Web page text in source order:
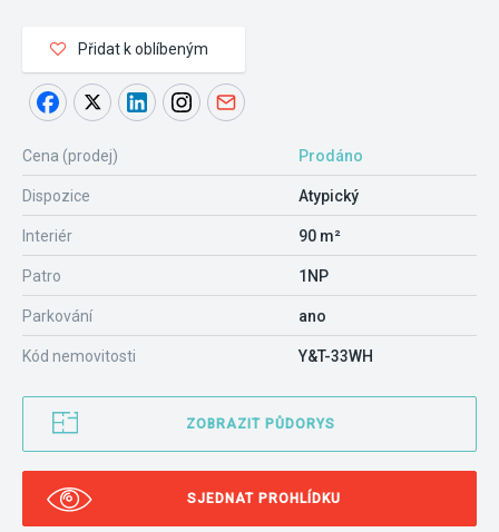
Přidat k oblíbeným
Cena (prodej) Prodáno
Dispozice Atypický
Interiér 90 m²
Patro 1NP
Parkování ano
Kód nemovitosti Y&T-33WH
ZOBRAZIT PŮDORYS
SJEDNAT PROHLÍDKU